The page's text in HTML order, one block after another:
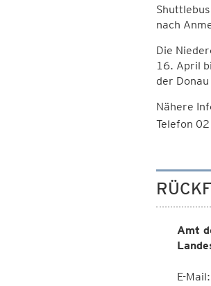
nach
Die
16. April
der
Nähere
Telefon
Amt
E-Mail: